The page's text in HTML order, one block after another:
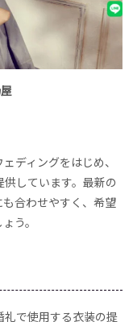
ディングをはじめ、
しています。最新の
合わせやすく、希望
う。
で使用する衣装の提